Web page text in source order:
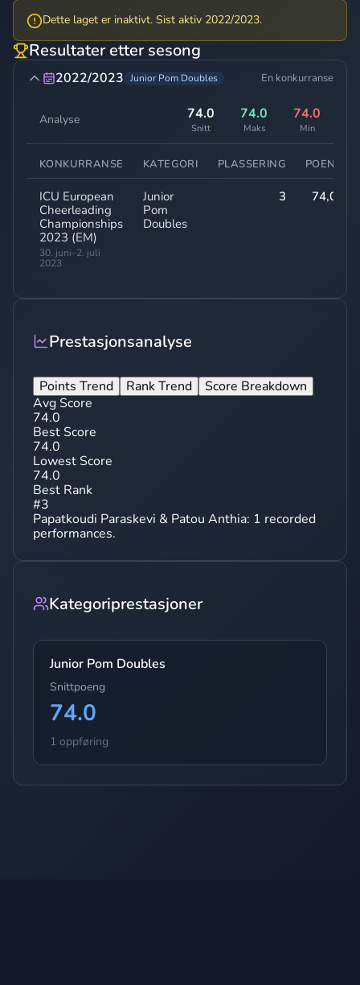
Dette laget er inaktivt. Sist aktiv 2022/2023.
Resultater etter sesong
2022/2023 Junior Pom Doubles En konkurranse
Analyse 74.0
Snitt
74.0
Maks
74.0
Min
KONKURRANSE KATEGORI PLASSERING POENG
ICU European
Cheerleading
Championships
2023 (EM)
30. juni–2. juli
2023
Junior
Pom
Doubles
3 74,00
Prestasjonsanalyse
Points Trend Rank Trend
Score Breakdown
Avg Score
74.0
Best Score
74.0
Lowest Score
74.0
Best Rank
#3
Papatkoudi Paraskevi & Patou Anthia: 1 recorded
performances.
Kategoriprestasjoner
Junior Pom Doubles
Snittpoeng
74.0
1 oppføring